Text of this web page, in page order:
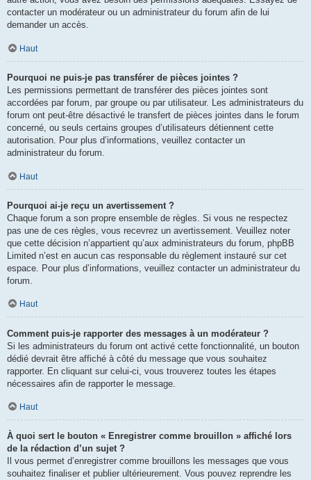
contacter un modérateur ou un administrateur du forum afin de lui
demander un accès.
Haut
Pourquoi ne puis-je pas transférer de pièces jointes ?
Les permissions permettant de transférer des pièces jointes sont
accordées par forum, par groupe ou par utilisateur. Les administrateurs du
forum ont peut-être désactivé le transfert de pièces jointes dans le forum
concerné, ou seuls certains groupes d’utilisateurs détiennent cette
autorisation. Pour plus d’informations, veuillez contacter un
administrateur du forum.
Haut
Pourquoi ai-je reçu un avertissement ?
Chaque forum a son propre ensemble de règles. Si vous ne respectez
pas une de ces règles, vous recevrez un avertissement. Veuillez noter
que cette décision n’appartient qu’aux administrateurs du forum, phpBB
Limited n’est en aucun cas responsable du règlement instauré sur cet
espace. Pour plus d’informations, veuillez contacter un administrateur du
forum.
Haut
Comment puis-je rapporter des messages à un modérateur ?
Si les administrateurs du forum ont activé cette fonctionnalité, un bouton
dédié devrait être affiché à côté du message que vous souhaitez
rapporter. En cliquant sur celui-ci, vous trouverez toutes les étapes
nécessaires afin de rapporter le message.
Haut
À quoi sert le bouton « Enregistrer comme brouillon » affiché lors
de la rédaction d’un sujet ?
Il vous permet d’enregistrer comme brouillons les messages que vous
souhaitez finaliser et publier ultérieurement. Vous pouvez reprendre les